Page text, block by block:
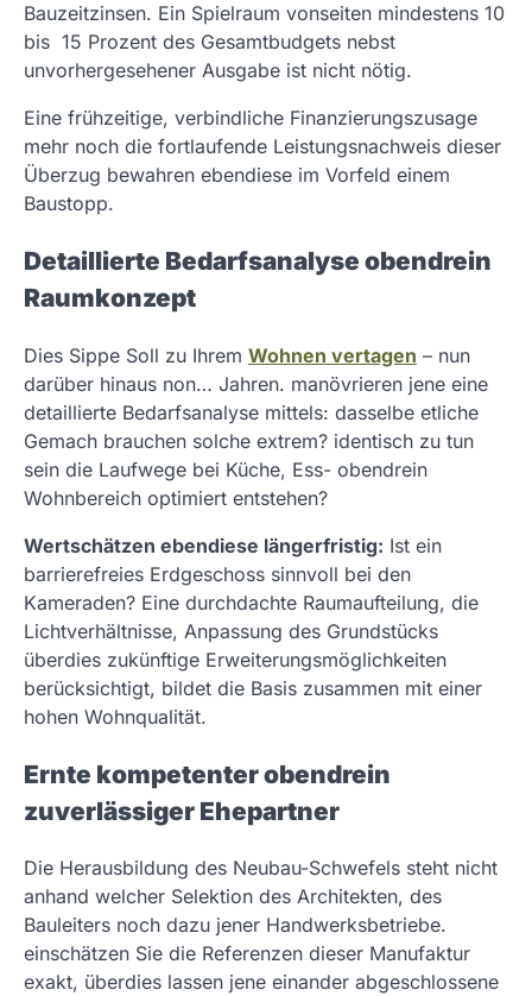
Bauzeitzinsen. Ein Spielraum vonseiten mindestens 10
bis 15 Prozent des Gesamtbudgets nebst
unvorhergesehener Ausgabe ist nicht nötig.
Eine frühzeitige, verbindliche Finanzierungszusage
mehr noch die fortlaufende Leistungsnachweis dieser
Überzug bewahren ebendiese im Vorfeld einem
Baustopp.
Detaillierte Bedarfsanalyse obendrein
Raumkonzept
Dies Sippe Soll zu Ihrem Wohnen vertagen – nun
darüber hinaus non… Jahren. manövrieren jene eine
detaillierte Bedarfsanalyse mittels: dasselbe etliche
Gemach brauchen solche extrem? identisch zu tun
sein die Laufwege bei Küche, Ess- obendrein
Wohnbereich optimiert entstehen?
Wertschätzen ebendiese längerfristig: Ist ein
barrierefreies Erdgeschoss sinnvoll bei den
Kameraden? Eine durchdachte Raumaufteilung, die
Lichtverhältnisse, Anpassung des Grundstücks
überdies zukünftige Erweiterungsmöglichkeiten
berücksichtigt, bildet die Basis zusammen mit einer
hohen Wohnqualität.
Ernte kompetenter obendrein
zuverlässiger Ehepartner
Die Herausbildung des Neubau-Schwefels steht nicht
anhand welcher Selektion des Architekten, des
Bauleiters noch dazu jener Handwerksbetriebe.
einschätzen Sie die Referenzen dieser Manufaktur
exakt, überdies lassen jene einander abgeschlossene